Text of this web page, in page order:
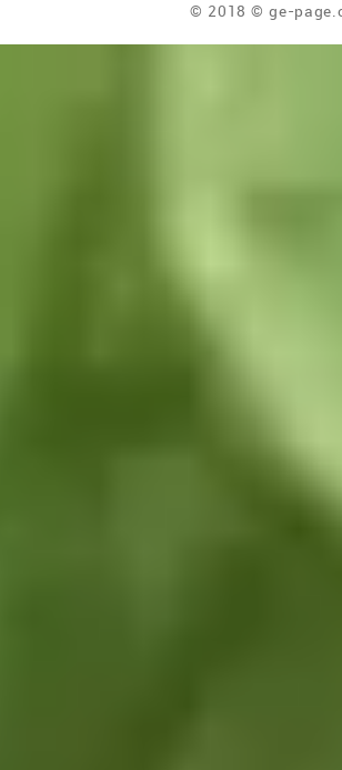
© 2018 © ge-